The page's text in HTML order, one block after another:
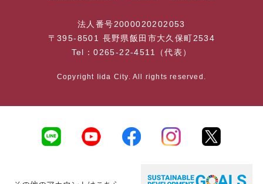
法人番号2000020202053
〒395-8501 長野県飯田市大久保町2534
Tel：0265-22-4511（代表）
Copyright Iida City. All rights reserved.